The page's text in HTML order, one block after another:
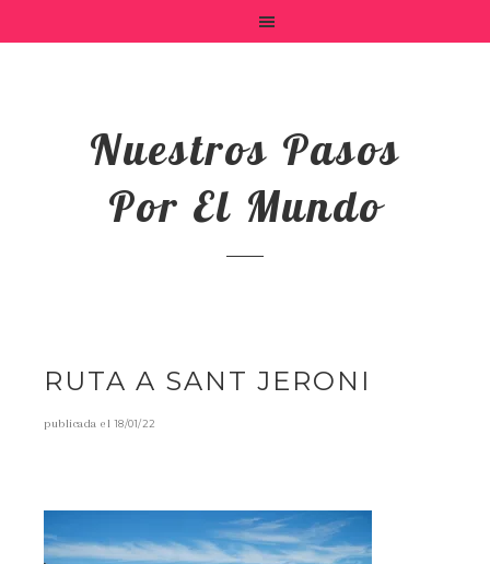
Nuestros Pasos
Por El Mundo
RUTA A SANT JERONI
publicada el18/01/22